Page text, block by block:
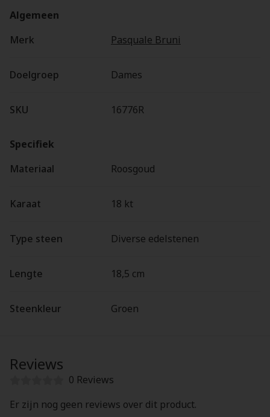
Algemeen
Merk
Pasquale Bruni
Doelgroep Dames
SKU 16776R
Specifiek
Materiaal
Roosgoud
Karaat 18 kt
Type steen Diverse edelstenen
Lengte 18,5 cm
Steenkleur Groen
Reviews
0 Reviews
Er zijn nog geen reviews over dit product.